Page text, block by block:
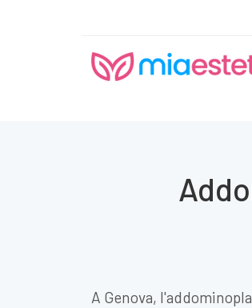
A Genova,